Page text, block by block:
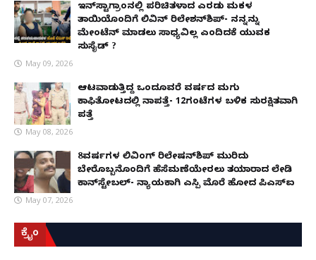
ಇನ್​ಸ್ಟಾಗ್ರಾಂನಲ್ಲಿ ಪರಿಚಿತಳಾದ ಎರಡು ಮಕ್ಕಳ
ತಾಯಿಯೊಂದಿಗೆ ಲಿವಿನ್ ರಿಲೇಶನ್​ಶಿಪ್- ನನ್ನನ್ನು
ಮೇಂಟೆನ್ ಮಾಡಲು ಸಾಧ್ಯವಿಲ್ಲ ಎಂದಿದಕ್ಕೆ ಯುವಕ
ಸುಸೈಡ್ ?
May 09, 2026
ಆಟವಾಡುತ್ತಿದ್ದ ಒಂದೂವರೆ ವರ್ಷದ ಮಗು
ಕಾಫಿತೋಟದಲ್ಲಿ ನಾಪತ್ತೆ- 12ಗಂಟೆಗಳ ಬಳಿಕ ಸುರಕ್ಷಿತವಾಗಿ
ಪತ್ತೆ
May 08, 2026
8ವರ್ಷಗಳ ಲಿವಿಂಗ್‌ ರಿಲೇಷನ್‌ಶಿಪ್ ಮುರಿದು
ಬೇರೊಬ್ಬನೊಂದಿಗೆ ಹೆಸೆಮಣೆಯೇರಲು ತಯಾರಾದ ಲೇಡಿ
ಕಾನ್‌ಸ್ಟೇಬಲ್- ನ್ಯಾಯಕ್ಕಾಗಿ ಎಸ್ಪಿ ಮೊರೆ ಹೋದ ಪಿಎಸ್ಐ
May 07, 2026
ಕ್ರೈಂ